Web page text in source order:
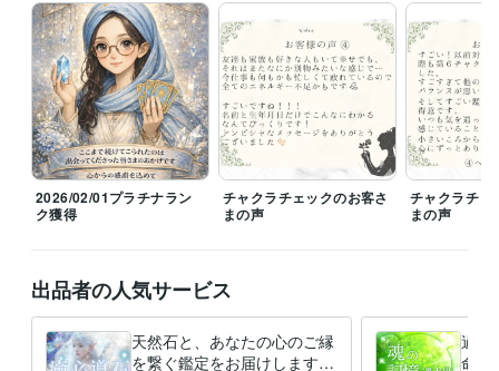
【夜間対応】
19時以降は育児などでバタバタしていることがあり、お返事が遅くなる
もしくは翌日になる可能性がございます。
経験職種
ライフスタイル・その他 / 占い師 経験年数 : 5年
ライフスタイル・その他 / マッサージ師・セラピスト 経験年数 : 4年
ライフスタイル・その他 / アドバイザー 経験年数 : 19年
受賞歴
ココナラ♡ゴールドランク達成！ ココナラ✨プラチナランク達成！
資格・検定
カラーセラピスト
アロマテラピー検定1級 取得年 : 2004年
子育て支援員 取得年 : 2024年
ビジネス・クリエイティブツール
2026/02/01プラチナラン
ク獲得
チャクラチェックのお客さ
まの声
チャクラチェ
まの声
出品者の人気サービス
天然石と、あなたの心のご縁
を繋ぐ鑑定をお届けします
過去
命・